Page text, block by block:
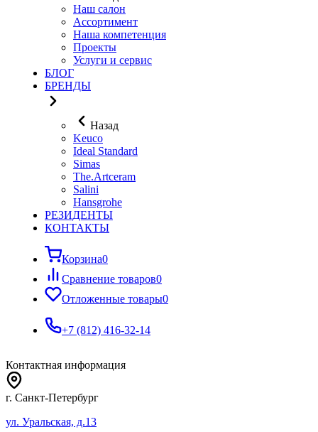
Наш салон
Ассортимент
Наша компетенция
Проекты
Услуги и сервис
БЛОГ
БРЕНДЫ
Назад
Keuco
Ideal Standard
Simas
The.Artceram
Salini
Hansgrohe
РЕЗИДЕНТЫ
КОНТАКТЫ
Корзина0
Сравнение товаров0
Отложенные товары0
+7 (812) 416-32-14
Контактная информация
г. Санкт-Петербург
ул. Уральская, д.13